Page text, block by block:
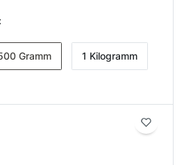
Gramm 1 Kilogramm